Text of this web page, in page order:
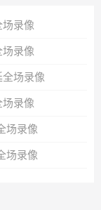
录像
录像
场录像
录像
场录像
场录像